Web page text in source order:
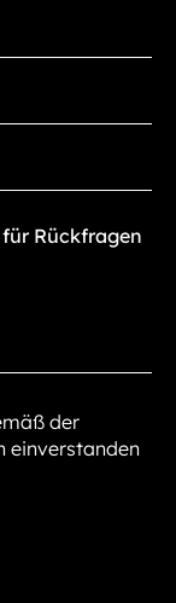
der
einverstanden